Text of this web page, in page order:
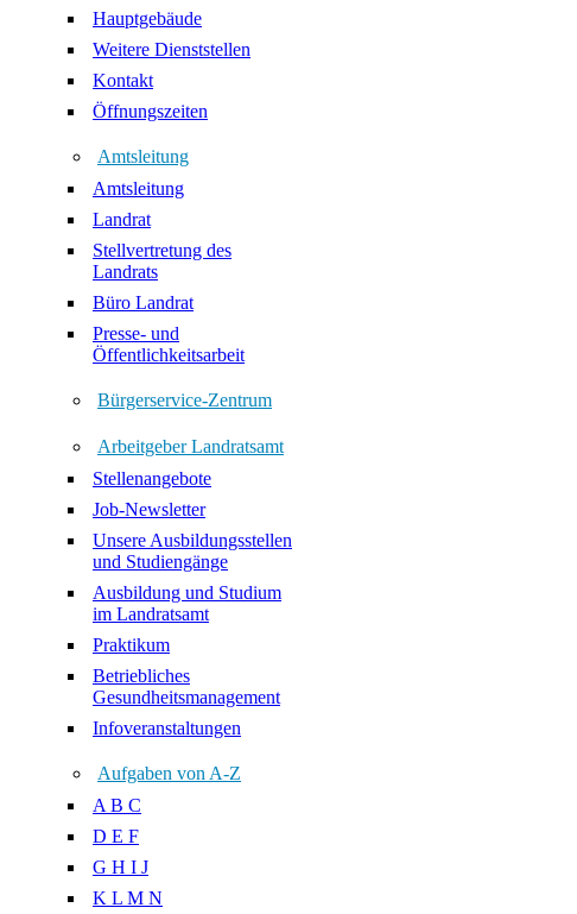
Hauptgebäude
Weitere Dienststellen
Kontakt
Öffnungszeiten
Amtsleitung
Amtsleitung
Landrat
Stellvertretung des
Landrats
Büro Landrat
Presse- und
Öffentlichkeitsarbeit
Bürgerservice-Zentrum
Arbeitgeber Landratsamt
Stellenangebote
Job-Newsletter
Unsere Ausbildungsstellen
und Studiengänge
Ausbildung und Studium
im Landratsamt
Praktikum
Betriebliches
Gesundheitsmanagement
Infoveranstaltungen
Aufgaben von A-Z
A B C
D E F
G H I J
K L M N